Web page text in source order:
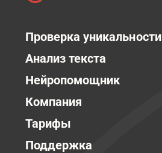
Проверка уникальности
Анализ текста
Нейропомощник
Компания
Тарифы
Поддержка